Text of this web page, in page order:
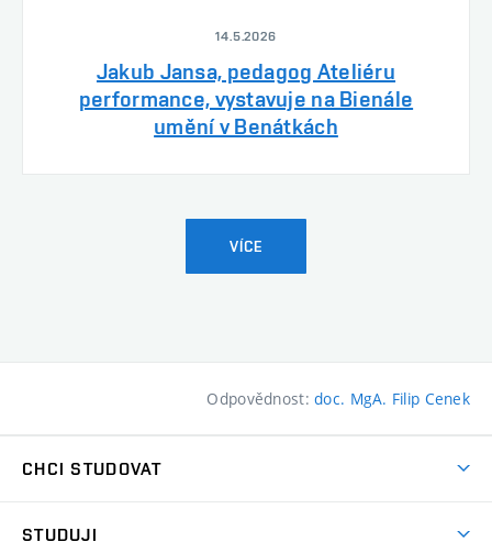
14.5.2026
Jakub Jansa, pedagog Ateliéru
performance, vystavuje na Bienále
umění v Benátkách
VÍCE
Odpovědnost:doc. MgA. Filip Cenek
CHCI STUDOVAT
STUDUJI